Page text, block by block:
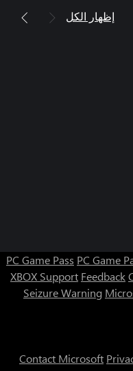
إظهار الكل
PC Game Pass PC Game
XBOX Support Feedback
Seizure Warning
Contact Microsoft